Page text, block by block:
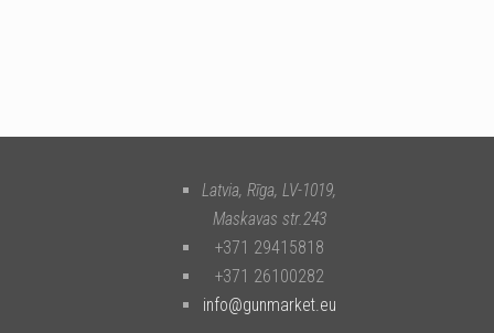
Latvia, Rīga, LV-1019,
Maskavas str.243
+371 29415818
+371 26100282
info@gunmarket.eu